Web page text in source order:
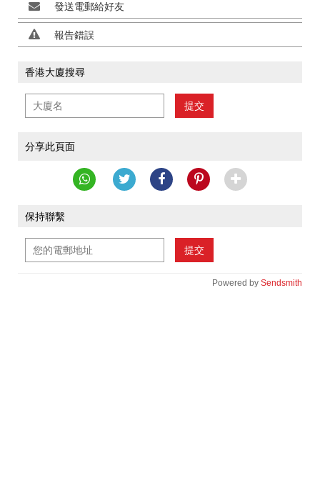
發送電郵給好友
報告錯誤
香港大廈搜尋
提交
分享此頁面
保持聯繫
提交
Powered by Sendsmith